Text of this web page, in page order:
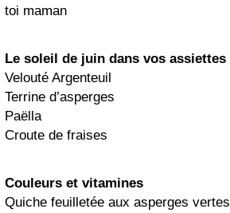
toi maman
Le soleil de juin dans vos assiettes
Velouté Argenteuil
Terrine d’asperges
Paëlla
Croute de fraises
Couleurs et vitamines
Quiche feuilletée aux asperges vertes